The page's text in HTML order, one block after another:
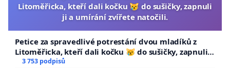
Litoměřicka, kteří dali kočku 😿 do sušičky, zapnuli
ji a umírání zvířete natočili.
Petice za spravedlivé potrestání dvou mladíků z
Litoměřicka, kteří dali kočku 😿 do sušičky, zapnuli ji
a umírání zvířete natočili.
3 753 podpisů